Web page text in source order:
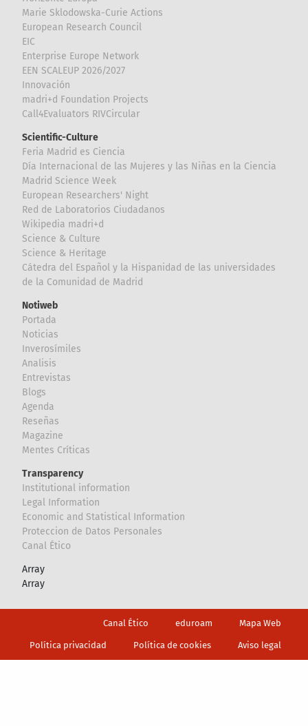
Marie Sklodowska-Curie Actions
European Research Council
EIC
Enterprise Europe Network
EEN SCALEUP 2026/2027
Innovación
madri+d Foundation Projects
Call4Evaluators RIVCircular
Scientific-Culture
Feria Madrid es Ciencia
Día Internacional de las Mujeres y las Niñas en la Ciencia
Madrid Science Week
European Researchers' Night
Red de Laboratorios Ciudadanos
Wikipedia madri+d
Science & Culture
Science & Heritage
Cátedra del Español y la Hispanidad de las universidades
de la Comunidad de Madrid
Notiweb
Portada
Noticias
Inverosímiles
Analisis
Entrevistas
Blogs
Agenda
Reseñas
Magazine
Mentes Críticas
Transparency
Institutional information
Legal Information
Economic and Statistical Information
Proteccion de Datos Personales
Canal Ético
Array
Array
Canal Ético eduroam Mapa Web
Política privacidad Política de cookies Aviso legal